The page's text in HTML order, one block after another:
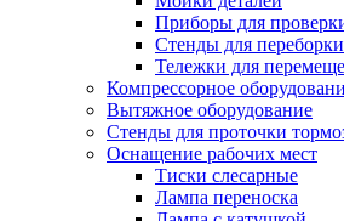
Приборы для
Стенды для
Тележки для
Компрессорное
Вытяжное оборудование
Стенды для проточки
Оснащение рабочих мест
Тиски слесарные
Лампа переноска